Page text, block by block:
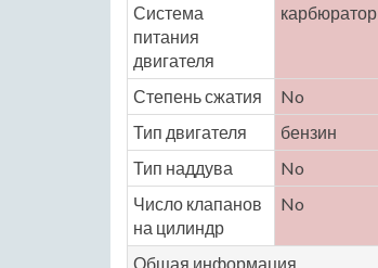
Система
питания
двигателя
карбюратор
Степень сжатия No
Тип двигателя
бензин
Тип наддува
No
Число клапанов
на цилиндр
No
Общая информация